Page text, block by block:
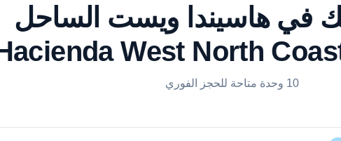
في هاسيندا ويست الساحل
10 وحدة متاحة للحجز الفوري